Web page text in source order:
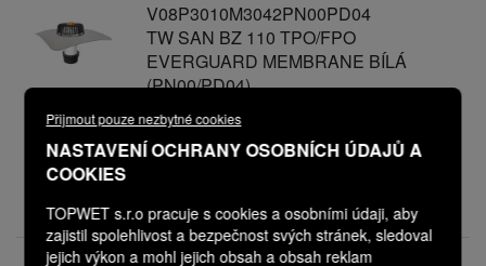
Přijmout pouze nezbytné cookies
NASTAVENÍ OCHRANY OSOBNÍCH ÚDAJŮ A
COOKIES
TOPWET s.r.o pracuje s cookies a osobními údaji, aby
zajistil spolehlivost a bezpečnost svých stránek, sledoval
jejich výkon a mohl jejich obsah a obsah reklam
V08P3010M3042PN00PD04
TW SAN BZ 110 TPO/FPO
EVERGUARD MEMBRANE BÍLÁ
(PN00/PD04)
Sanační vpust pro nezateplené střechy
s integrovanou TPO/FPO manžetou
Vaše cena:2 970,00 Kč
Expedice do 3 dnů
V08P3010M3042PN00PD05